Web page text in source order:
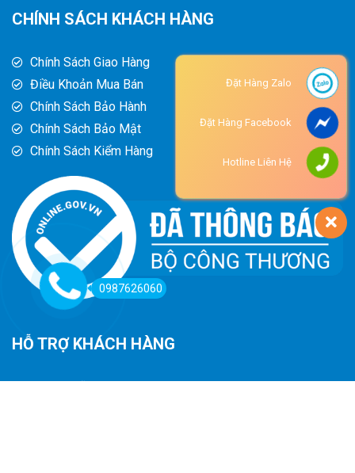
CHÍNH SÁCH KHÁCH HÀNG
Chính Sách Giao Hàng
Điều Khoản Mua Bán
Chính Sách Bảo Hành
Chính Sách Bảo Mật
Chính Sách Kiểm Hàng
HỖ TRỢ KHÁCH HÀNG
0987626060
Đặt Hàng Zalo
Đặt Hàng Facebook
Hotline Liên Hệ